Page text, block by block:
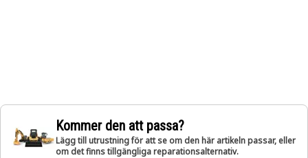
Kommer den att passa?
Lägg till utrustning för att se om den här artikeln passar, eller
om det finns tillgängliga reparationsalternativ.